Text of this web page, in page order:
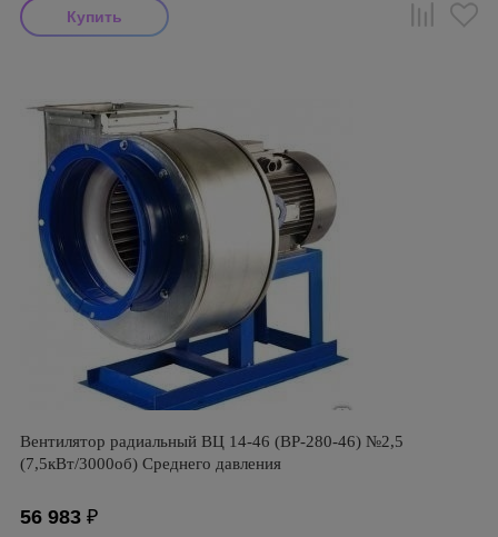
Вентилятор радиальный ВЦ 14-46 (ВР-280-46) №2,5
(7,5кВт/3000об) Среднего давления
56 983 ₽